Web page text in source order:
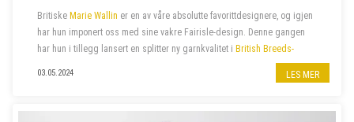
Britiske Marie Wallin er en av våre absolutte favorittdesignere, og igjen
har hun imponert oss med sine vakre Fairisle-design. Denne gangen
har hun i tillegg lansert en splitter ny garnkvalitet i British Breeds-
, er
03.05.2024 LES MER